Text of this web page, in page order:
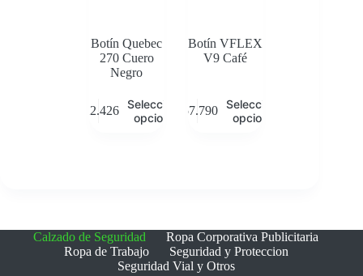
producto
producto
Botín Quebec
270 Cuero
Negro
22.426 Seleccionar
opciones
producto
elegir
en
la
Botín VFLEX
V9 Café
57.790 Seleccionar
opciones
producto
elegir
en
la
Calzado de Seguridad
Ropa Corporativa Publicitaria
Ropa de Trabajo
Seguridad y Proteccion
Seguridad Vial y Otros